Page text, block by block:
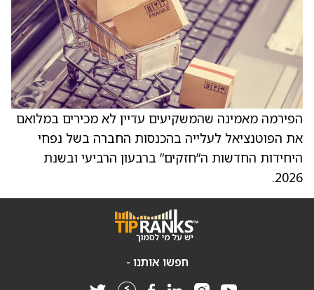
הפירמה מאמינה שהמשקיעים עדיין לא מכירים במלואם
את הפוטנציאל לעלייה בהכנסות החברה בשל נפחי
היחידות החדשות ה”חזקים” ברבעון הרביעי ובשנת
2026.
חפשו אותנו -